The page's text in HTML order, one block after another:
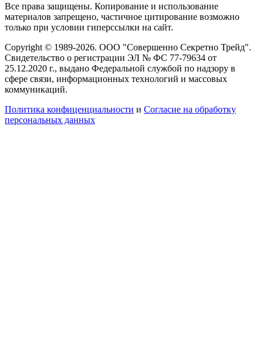
Все права защищены. Копирование и использование
материалов запрещено, частичное цитирование возможно
только при условии гиперссылки на сайт.
Copyright © 1989-2026. ООО "Совершенно Секретно Трейд".
Свидетельство о регистрации ЭЛ № ФС 77-79634 от
25.12.2020 г., выдано Федеральной службой по надзору в
сфере связи, информационных технологий и массовых
коммуникаций.
Политика конфиценциальности и Согласие на обработку
персональных данных